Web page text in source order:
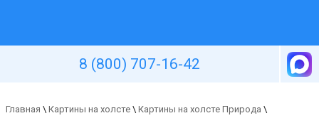
8 (800) 707-16-42
Главная \ Картины на холсте \ Картины на холсте Природа \